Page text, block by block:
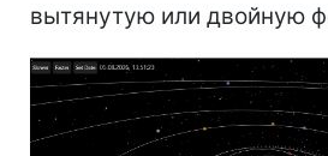
вытянутую или двойную